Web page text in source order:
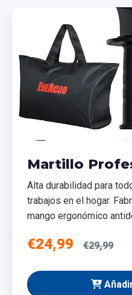
Martillo
Alta durabilidad para
trabajos en el hogar.
mango ergonómico
€24,99 €29,99